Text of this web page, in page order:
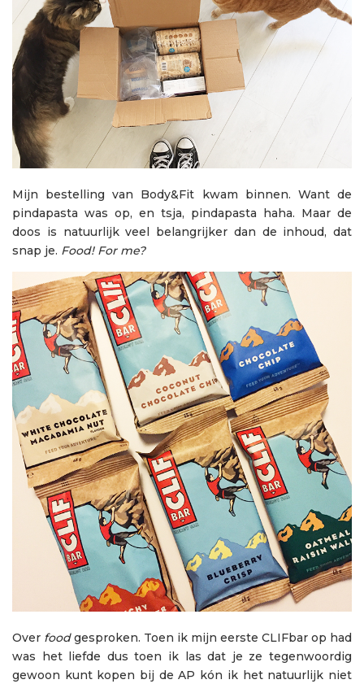
Mijn bestelling van Body&Fit kwam binnen. Want de
pindapasta was op, en tsja, pindapasta haha. Maar de
doos is natuurlijk veel belangrijker dan de inhoud, dat
snap je. Food! For me?
Over foodgesproken. Toen ik mijn eerste CLIFbar op had
was het liefde dus toen ik las dat je ze tegenwoordig
gewoon kunt kopen bij de AP kón ik het natuurlijk niet